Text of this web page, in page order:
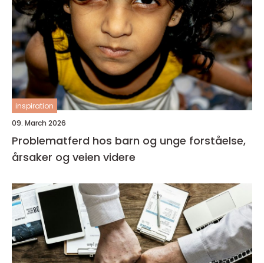
inspiration
09. March 2026
Problematferd hos barn og unge forståelse,
årsaker og veien videre